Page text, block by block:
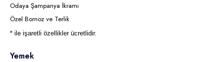
Odaya Şampanya İkramı
Özel Bornoz ve Terlik
* ile işaretli özellikler ücretlidir.
Yemek